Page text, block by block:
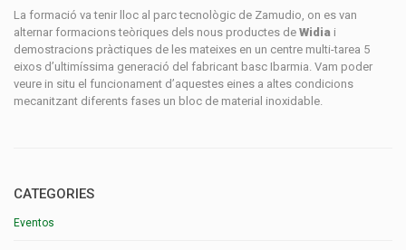
La formació va tenir lloc al parc tecnològic de Zamudio, on es van
alternar formacions teòriques dels nous productes de Widia i
demostracions pràctiques de les mateixes en un centre multi-tarea 5
eixos d’ultimíssima generació del fabricant basc Ibarmia. Vam poder
veure in situ el funcionament d’aquestes eines a altes condicions
mecanitzant diferents fases un bloc de material inoxidable.
CATEGORIES
Eventos